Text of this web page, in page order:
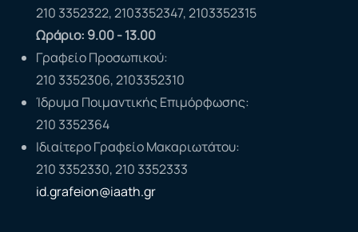
210 3352322, 2103352347, 2103352315
Ωράριο: 9.00 - 13.00
Γραφείο Προσωπικού:
210 3352306, 2103352310
Ίδρυμα Ποιμαντικής Επιμόρφωσης:
210 3352364
Ιδιαίτερο Γραφείο Μακαριωτάτου:
210 3352330, 210 3352333
id.grafeion@iaath.gr